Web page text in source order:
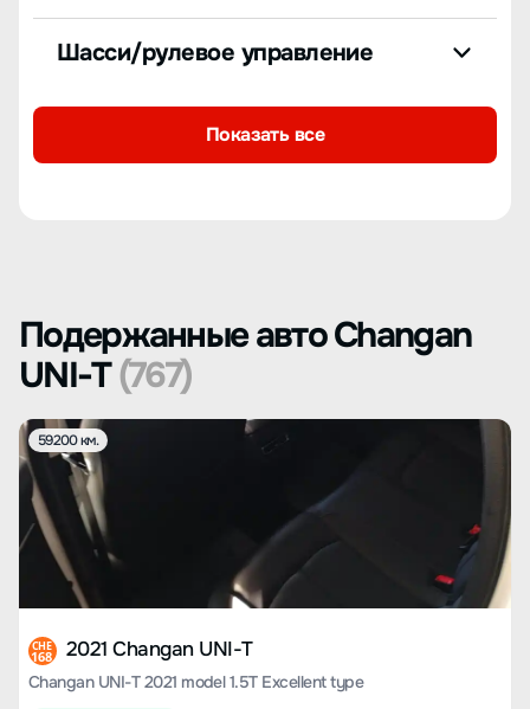
Шасси/рулевое управление
Показать все
Подержанные авто Changan
UNI-T(767)
59200 км.
CHE
168 2021 Changan UNI-T
Changan UNI-T 2021 model 1.5T Excellent type